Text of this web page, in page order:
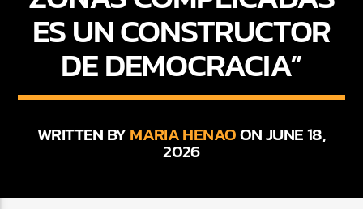
CURRENT TRACK
ES UN CONSTRUCTOR
DE DEMOCRACIA”
WRITTEN BYMARIA HENAOON JUNE 18,
2026